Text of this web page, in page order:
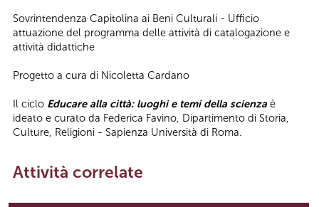
Sovrintendenza Capitolina ai Beni Culturali - Ufficio
attuazione del programma delle attività di catalogazione e
attività didattiche
Progetto a cura di Nicoletta Cardano
Il ciclo Educare alla città: luoghi e temi della scienza è
ideato e curato da Federica Favino, Dipartimento di Storia,
Culture, Religioni - Sapienza Università di Roma.
Attività correlate